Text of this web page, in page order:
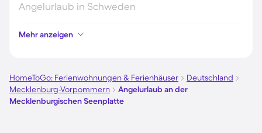
Angelurlaub in Schweden
Angelurlaub in Holland
Angelurlaub in Deutschland
Angelurlaub in Norwegen
Mehr anzeigen
HomeToGo: Ferienwohnungen & Ferienhäuser
Deutschland
Mecklenburg-Vorpommern
Angelurlaub an der
Mecklenburgischen Seenplatte